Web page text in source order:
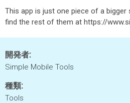
This app is just one piece of a bigger
find the rest of them at https://
開発者:
Simple Mobile Tools
種類:
Tools